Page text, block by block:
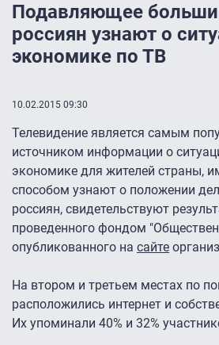
Подавляющее
россиян узнают о
экономике по ТВ
10.02.2015 09:30
Телевидение является самым
источником информации о
экономике для жителей страны,
способом узнают о положении
россиян, свидетельствуют
проведенного фондом
опубликованного на сайте
На втором и третьем местах по
расположились интернет и
Их упоминали 40% и 32%